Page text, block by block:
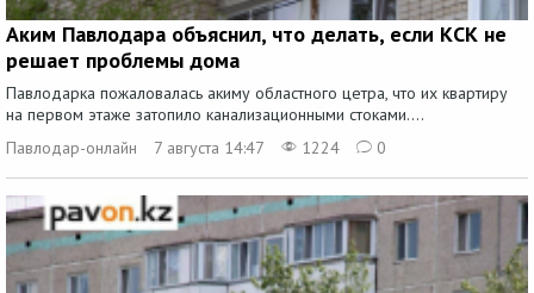
Аким Павлодара объяснил, что делать, если КСК не
решает проблемы дома
Павлодарка пожаловалась акиму областного цетра, что их квартиру
на первом этаже затопило канализационными стоками....
Павлодар-онлайн
7 августа 14:47 1224 0